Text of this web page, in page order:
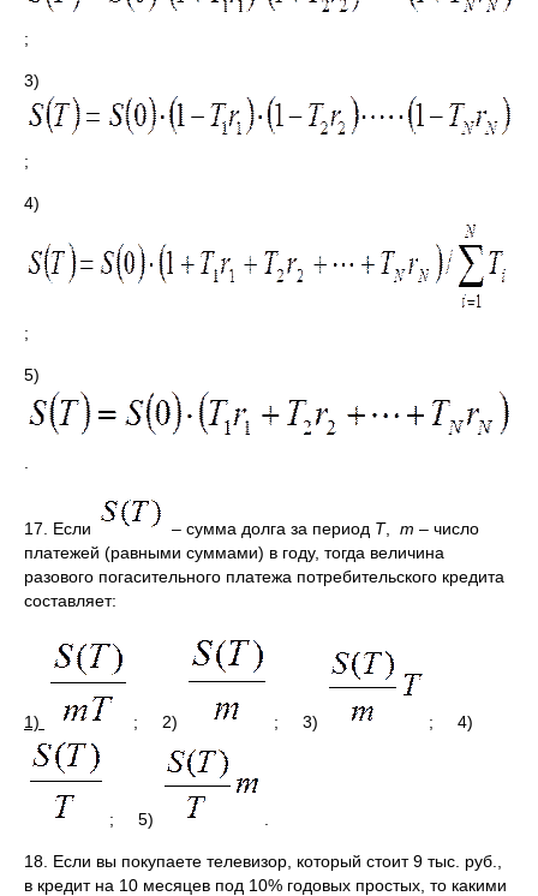
;
3)
;
4)
;
5)
17. Если – сумма долга за период Т, m – число
платежей (равными суммами) в году, тогда величина
разового погасительного платежа потребительского кредита
составляет:
1) ; 2) ; 3) ; 4)
; 5)
18. Если вы покупаете телевизор, который стоит 9 тыс. руб.,
в кредит на 10 месяцев под 10% годовых простых, то какими